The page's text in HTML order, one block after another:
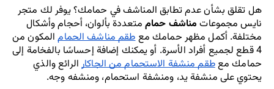
هل تقلق بشأن عدم تطابق المناشف في حمامك؟ يوفر لك متجر
نايس مجموعات مناشف حمام
متعددة بألوان، أحجام وأشكال
مختلفة. أكمل مظهر حمامك مع طقم مناشف الحمام
المكون من
4 قطع لجميع أفراد الأسرة. أو يمكنك إضافة إحساسًا بالفخامة إلى
حمامك مع طقم منشفة الاستحمام من الجاكار
الرائع والذي
يحتوي على منشفة يد، ومنشفة استحمام، ومنشفه وجه.